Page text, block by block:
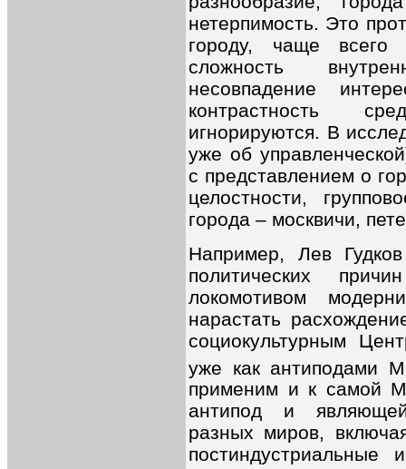
нетерпимость. Это
городу, чаще
сложность
несовпадение
контрастность
игнорируются. В
уже об
с представлением о
целостности,
города – москвичи,
Например, Лев
политических
локомотивом
нарастать
социокультурным
уже как антиподами
применим и к самой
антипод и
разных миров,
постиндустриальные